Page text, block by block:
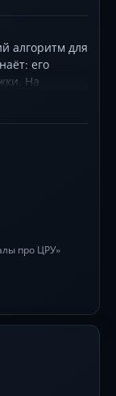
алгоритм для
его
На
с одной
игру с
Айронс
на фоне
шаг
в
когда ложь
про ЦРУ»